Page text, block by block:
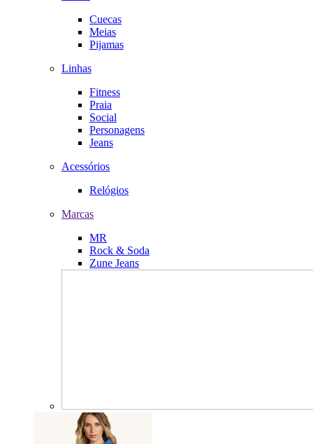
Cuecas
Meias
Pijamas
Linhas
Fitness
Praia
Social
Personagens
Jeans
Acessórios
Relógios
Marcas
MR
Rock & Soda
Zune Jeans